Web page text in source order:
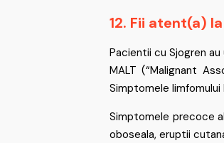
12. Fii atent(a)
Pacientii cu Sjogren
MALT (“Malignant
Simptomele
Simptomele precoce
oboseala, eruptii